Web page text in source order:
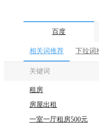
百度
相关词推荐 下拉词
关键词
租房
房屋出租
一室一厅租房500元